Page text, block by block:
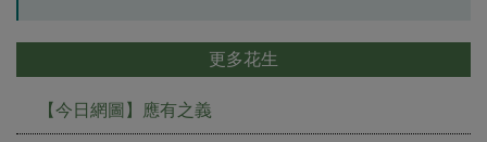
更多花生
【今日網圖】應有之義